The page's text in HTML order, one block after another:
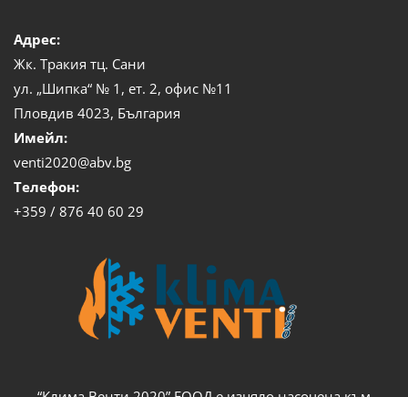
Адрес:
Жк. Тракия тц. Сани
ул. „Шипка“ № 1, ет. 2, офис №11
Пловдив 4023, България
Имейл:
venti2020@abv.bg
Телефон:
+359 / 876 40 60 29